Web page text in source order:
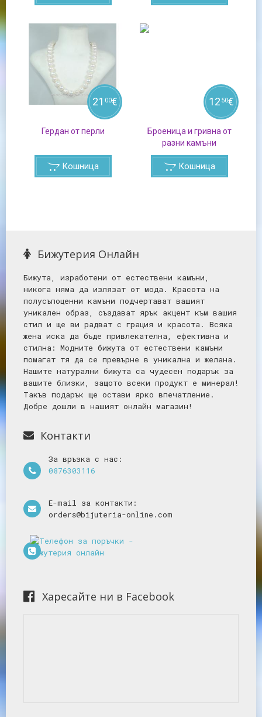
Гердан от перли
21 00€
Кошница
Броеница и гривна от
разни камъни
12 50€
Кошница
Бижутерия Онлайн
Бижута, изработени от естествени камъни,
никога няма да излязат от мода. Красота на
полусъпоценни камъни подчертават вашият
уникален образ, създават ярък акцент към вашия
стил и ще ви радват с грация и красота. Всяка
жена иска да бъде привлекателна, ефективна и
стилна: Mодните бижута от естествени камъни
помагат тя да се превърне в уникална и желана.
Нашите натурални бижута са чудесен подарък за
вашите близки, защото всеки продукт е минерал!
Такъв подарък ще остави ярко впечатление.
Добре дошли в нашият онлайн магазин!
Контакти
За връзка с нас:
0876303116
E-mail за контакти:
orders@bijuteria-online.com
Харесайте ни в Facebook